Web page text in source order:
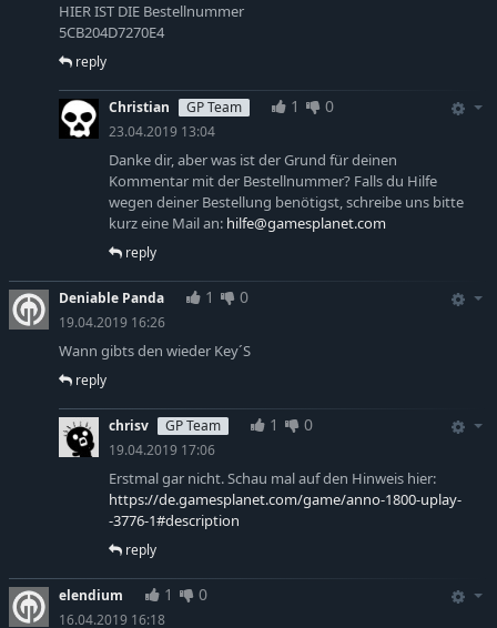
HIER IST DIE Bestellnummer
5CB204D7270E4
reply
Christian GP Team 1 0
23.04.2019 13:04
Danke dir, aber was ist der Grund für deinen
Kommentar mit der Bestellnummer? Falls du Hilfe
wegen deiner Bestellung benötigst, schreibe uns bitte
kurz eine Mail an: hilfe@gamesplanet.com
reply
Deniable Panda 1 0
19.04.2019 16:26
Wann gibts den wieder Key´S
reply
chrisv GP Team 1 0
19.04.2019 17:06
Erstmal gar nicht. Schau mal auf den Hinweis hier:
https://de.gamesplanet.com/game/anno-1800-uplay-
-3776-1#description
reply
elendium 1 0
16.04.2019 16:18